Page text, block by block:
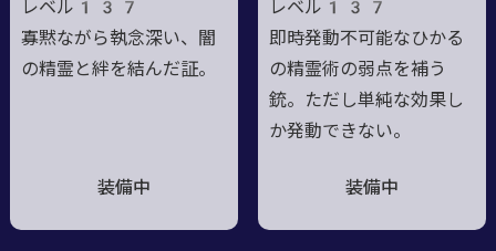
レベル137
寡黙ながら執念深い、闇
の精霊と絆を結んだ証。
装備中
レベル137
即時発動不可能なひかる
の精霊術の弱点を補う
銃。ただし単純な効果し
か発動できない。
装備中